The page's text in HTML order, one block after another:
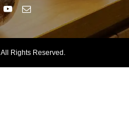
Rights Reserved.